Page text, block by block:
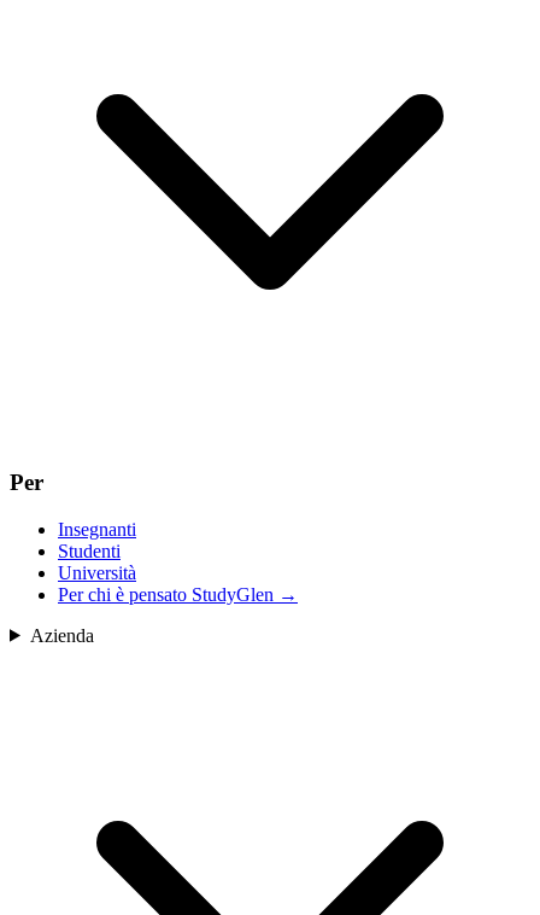
Per
Insegnanti
Studenti
Università
Per chi è pensato StudyGlen →
Azienda